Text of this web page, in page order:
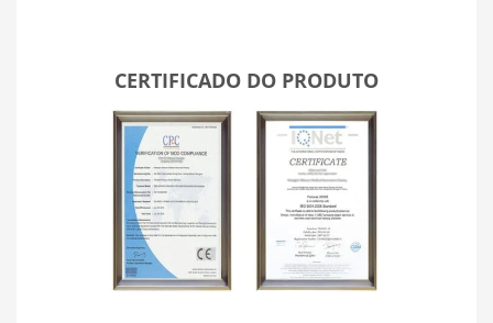
CERTIFICADO DO PRODUTO